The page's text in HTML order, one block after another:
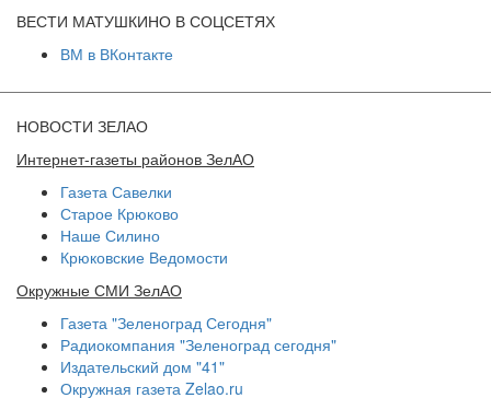
ВЕСТИ МАТУШКИНО В СОЦСЕТЯХ
ВМ в ВКонтакте
НОВОСТИ ЗЕЛАО
Интернет-газеты районов ЗелАО
Газета Савелки
Старое Крюково
Наше Силино
Крюковские Ведомости
Окружные СМИ ЗелАО
Газета "Зеленоград Сегодня"
Радиокомпания "Зеленоград сегодня"
Издательский дом "41"
Окружная газета Zelao.ru